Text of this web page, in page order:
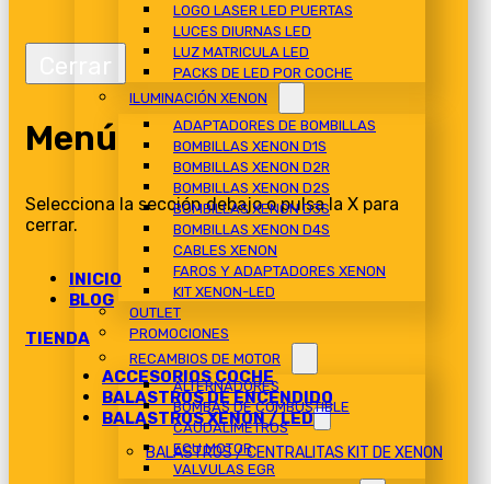
LOGO LASER LED PUERTAS
LUCES DIURNAS LED
LUZ MATRICULA LED
PACKS DE LED POR COCHE
ILUMINACIÓN XENON
ADAPTADORES DE BOMBILLAS
BOMBILLAS XENON D1S
BOMBILLAS XENON D2R
BOMBILLAS XENON D2S
BOMBILLAS XENON D3S
BOMBILLAS XENON D4S
CABLES XENON
FAROS Y ADAPTADORES XENON
KIT XENON-LED
OUTLET
PROMOCIONES
RECAMBIOS DE MOTOR
ALTERNADORES
BOMBAS DE COMBUSTIBLE
CAUDALIMETROS
ECU MOTOR
VALVULAS EGR
Menú
Selecciona la sección debajo o pulsa la X para
cerrar.
INICIO
BLOG
TIENDA
ACCESORIOS COCHE
BALASTROS DE ENCENDIDO
BALASTROS XENON / LED
BALASTROS / CENTRALITAS KIT DE XENON